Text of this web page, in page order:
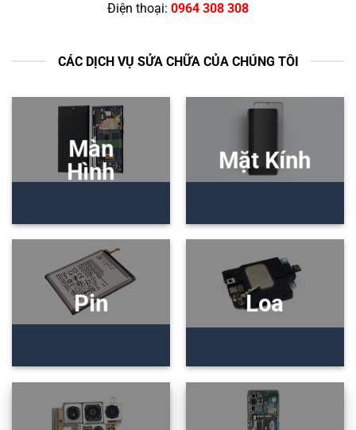
Điện thoại: 0964 308 308
CÁC DỊCH VỤ SỬA CHỮA CỦA CHÚNG TÔI
Màn
Hình
Mặt Kính
Pin Loa